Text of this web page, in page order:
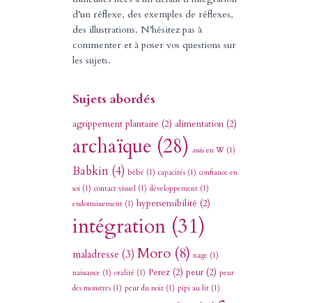
d’un réflexe, des exemples de réflexes,
des illustrations. N’hésitez pas à
commenter et à poser vos questions sur
les sujets.
Sujets abordés
agrippement plantaire (2) alimentation(2)
archaïque (28) assis en W(1)
Babkin(4) bébé (1) capacités(1) confiance en
soi(1) contact visuel(1) développement(1)
endormissement(1) hypersensibilité (2)
intégration(31)
maladresse (3) Moro(8) nage (1)
naissance (1) oralité (1) Perez(2) peur(2) peur
des monstres(1) peur du noir(1) pipi au lit(1)